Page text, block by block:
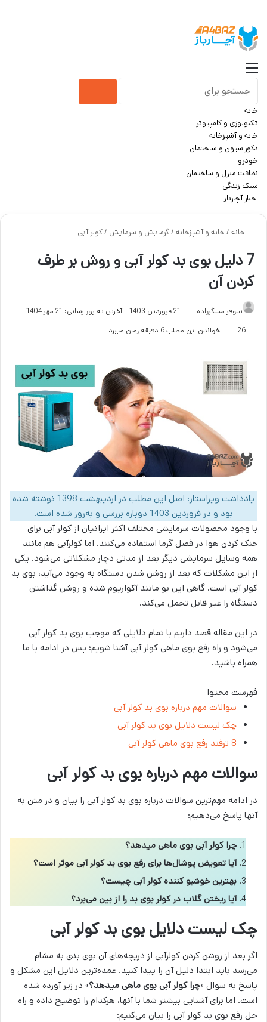
منو
جستجو
خانه
تکنولوژی و کامپیوتر
خانه و آشپزخانه
دکوراسیون و ساختمان
خودرو
نظافت منزل و ساختمان
سبک زندگی
اخبار آچارباز
خانه / خانه و آشپزخانه /گرمایش و سرمایش /کولر آبی
7 دلیل بوی بد کولر آبی و روش بر طرف
کردن آن
نیلوفر مسگرزاده 21 فروردین 1403
آخرین به روز رسانی: 21 مهر 1404
26
خواندن این مطلب 6 دقیقه زمان میبرد
یادداشت ویراستار: اصل این مطلب در اردیبهشت 1398 نوشته شده
بود و در فروردین 1403 دوباره بررسی و به‌روز شده است.
با وجود محصولات سرمایشی مختلف اکثر ایرانیان از کولر آبی برای
خنک کردن هوا در فصل گرما استفاده می‌کنند. اما کولرآبی هم مانند
همه وسایل سرمایشی دیگر بعد از مدتی دچار مشکلاتی می‌شود. یکی
از این مشکلات که بعد از روشن شدن دستگاه به وجود می‌آید، بوی بد
کولر آبی است. گاهی این بو مانند آکواریوم شده و روشن گذاشتن
دستگاه را غیر قابل تحمل می‌کند.
در این مقاله قصد داریم با تمام دلایلی که موجب بوی بد کولر آبی
می‌شود و راه رفع بوی ماهی کولر آبی آشنا شویم؛ پس در ادامه با ما
همراه باشید.
فهرست محتوا
سوالات مهم درباره بوی بد کولر آبی
چک لیست دلایل بوی بد کولر آبی
8 ترفند رفع بوی ماهی کولر آبی
سوالات مهم درباره بوی بد کولر آبی
در ادامه مهم‌ترین سوالات درباره بوی بد کولر آبی را بیان و در متن به
آنها پاسخ می‌دهیم:
چرا کولر آبی بوی ماهی میدهد؟
آیا تعویض پوشال‌ها برای رفع بوی بد کولر آبی موثر است؟
بهترین خوشبو کننده کولر آبی چیست؟
آیا ریختن گلاب در کولر بوی بد را از بین می‌برد؟
چک لیست دلایل بوی بد کولر آبی
اگر بعد از روشن کردن کولرآبی از دریچه‌های آن بوی بدی به مشام
می‌رسد باید ابتدا دلیل آن را پیدا کنید. عمده‌ترین دلایل این مشکل و
پاسخ به سوال «چرا کولر آبی بوی ماهی میدهد؟» در زیر آورده شده
است. اما برای آشنایی بیشتر شما با آنها، هرکدام را توضیح داده و راه
حل رفع بوی بد کولر آبی را بیان می‌کنیم: